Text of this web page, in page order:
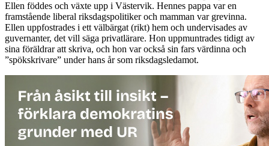
Ellen föddes och växte upp i Västervik. Hennes pappa var en
framstående liberal riksdagspolitiker och mamman var grevinna.
Ellen uppfostrades i ett välbärgat (rikt) hem och undervisades av
guvernanter, det vill säga privatlärare. Hon uppmuntrades tidigt av
sina föräldrar att skriva, och hon var också sin fars värdinna och
”spökskrivare” under hans år som riksdagsledamot.